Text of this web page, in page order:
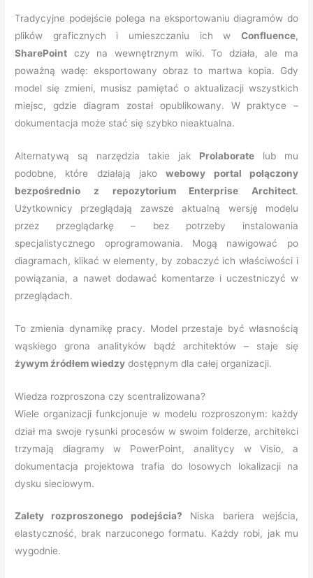
Tradycyjne podejście polega na eksportowaniu diagramów do
plików graficznych i umieszczaniu ich w Confluence,
SharePoint czy na wewnętrznym wiki. To działa, ale ma
poważną wadę: eksportowany obraz to martwa kopia. Gdy
model się zmieni, musisz pamiętać o aktualizacji wszystkich
miejsc, gdzie diagram został opublikowany. W praktyce –
dokumentacja może stać się szybko nieaktualna.
Alternatywą są narzędzia takie jak Prolaboratelub mu
podobne, które działają jakowebowy portal połączony
bezpośrednio z repozytorium Enterprise Architect.
Użytkownicy przeglądają zawsze aktualną wersję modelu
przez przeglądarkę – bez potrzeby instalowania
specjalistycznego oprogramowania. Mogą nawigować po
diagramach, klikać w elementy, by zobaczyć ich właściwości i
powiązania, a nawet dodawać komentarze i uczestniczyć w
przeglądach.
To zmienia dynamikę pracy. Model przestaje być własnością
wąskiego grona analityków bądź architektów – staje się
żywym źródłem wiedzy dostępnym dla całej organizacji.
Wiedza rozproszona czy scentralizowana?
Wiele organizacji funkcjonuje w modelu rozproszonym: każdy
dział ma swoje rysunki procesów w swoim folderze, architekci
trzymają diagramy w PowerPoint, analitycy w Visio, a
dokumentacja projektowa trafia do losowych lokalizacji na
dysku sieciowym.
Zalety rozproszonego podejścia? Niska bariera wejścia,
elastyczność, brak narzuconego formatu. Każdy robi, jak mu
wygodnie.